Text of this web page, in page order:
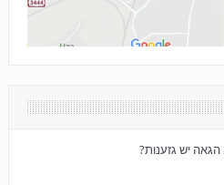
יש גזענות?